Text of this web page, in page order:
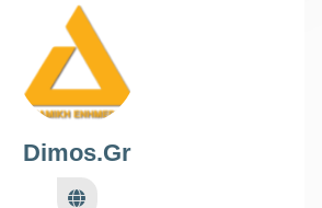
Dimos.gr